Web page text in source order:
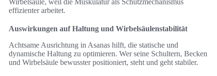
Wirbelsäule, weil die Muskulatur als Schutzmechanismus
effizienter arbeitet.
Auswirkungen auf Haltung und Wirbelsäulenstabilität
Achtsame Ausrichtung in Asanas hilft, die statische und
dynamische Haltung zu optimieren. Wer seine Schultern, Becken
und Wirbelsäule bewusster positioniert, steht und geht stabiler.